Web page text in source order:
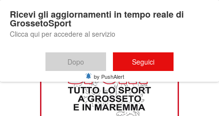
Ricevi gli aggiornamenti in tempo reale di
GrossetoSport
Clicca qui per accedere al servizio
Dopo Seguici
by PushAlert